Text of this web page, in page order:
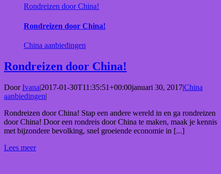
Rondreizen door China!
Rondreizen door China!
China aanbiedingen
Rondreizen door China!
DoorIvana|2017-01-30T11:35:51+00:00januari 30, 2017|China
aanbiedingen|
Rondreizen door China! Stap een andere wereld in en ga rondreizen
door China! Door een rondreis door China te maken, maak je kennis
met bijzondere bevolking, snel groeiende economie in [...]
Lees meer